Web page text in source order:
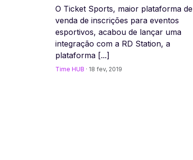
O Ticket Sports, maior plataforma de
venda de inscrições para eventos
esportivos, acabou de lançar uma
integração com a RD Station, a
plataforma [...]
Time HUB · 18 fev, 2019